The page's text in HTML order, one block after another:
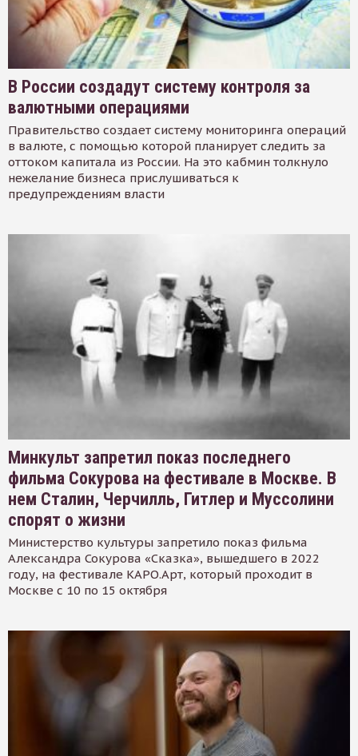
В России создадут систему контроля за
валютными операциями
Правительство создает систему мониторинга операций
в валюте, с помощью которой планирует следить за
оттоком капитала из России. На это кабмин толкнуло
нежелание бизнеса прислушиваться к
предупреждениям власти
Минкульт запретил показ последнего
фильма Сокурова на фестивале в Москве. В
нем Сталин, Черчилль, Гитлер и Муссолини
спорят о жизни
Министерство культуры запретило показ фильма
Александра Сокурова «Сказка», вышедшего в 2022
году, на фестивале КАРО.Арт, который проходит в
Москве с 10 по 15 октября